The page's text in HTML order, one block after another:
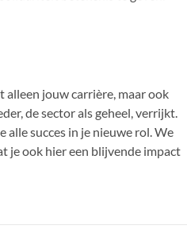
jouw carrière, maar ook
de sector als geheel, verrijkt.
alle succes in je nieuwe rol. We
je ook hier een blijvende impact